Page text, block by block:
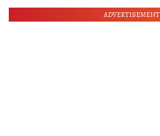
ADVERTISEMENT